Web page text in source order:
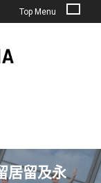
Top Menu
居留及永